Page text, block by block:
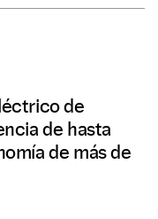
de
de hasta
de más de